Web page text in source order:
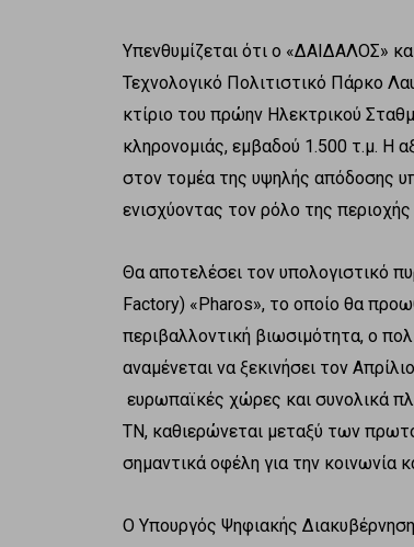
Υπενθυμίζεται ότι ο «ΔΑΙΔΑΛΟΣ»
Τεχνολογικό Πολιτιστικό Πάρκο
κτίριο του πρώην Ηλεκτρικού
κληρονομιάς, εμβαδού 1.500 τ.μ. Η
στον τομέα της υψηλής απόδοσης
ενισχύοντας τον ρόλο της
Θα αποτελέσει τον υπολογιστικό
Factory) «Pharos», το οποίο θα
περιβαλλοντική βιωσιμότητα, ο
αναμένεται να ξεκινήσει τον
ευρωπαϊκές χώρες και συνολικά
ΤΝ, καθιερώνεται μεταξύ των
σημαντικά οφέλη για την κοινωνία
Ο Υπουργός Ψηφιακής